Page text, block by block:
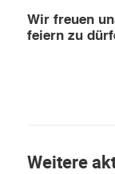
Weitere
Wir freuen
feiern zu